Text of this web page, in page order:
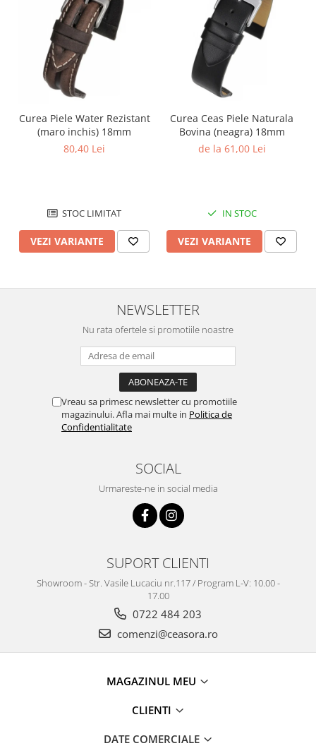
Curea Piele Water Rezistant
(maro inchis) 18mm
80,40 Lei
STOC LIMITAT
VEZI VARIANTE
Curea Ceas Piele Naturala
Bovina (neagra) 18mm
de la 61,00 Lei
IN STOC
VEZI VARIANTE
NEWSLETTER
Nu rata ofertele si promotiile noastre
Vreau sa primesc newsletter cu promotiile
magazinului. Afla mai multe in Politica de
Confidentialitate
SOCIAL
Urmareste-ne in social media
SUPORT CLIENTI
Showroom - Str. Vasile Lucaciu nr.117 / Program L-V: 10.00 -
17.00
0722 484 203
comenzi@ceasora.ro
MAGAZINUL MEU
CLIENTI
DATE COMERCIALE